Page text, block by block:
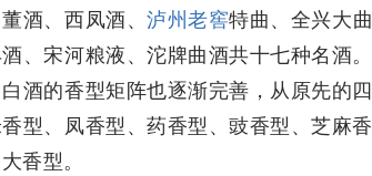
酒、西凤酒、泸州老窖特曲、全兴大曲
、宋河粮液、沱牌曲酒共十七种名酒。
酒的香型矩阵也逐渐完善，从原先的四
型、凤香型、药香型、豉香型、芝麻香
香型。